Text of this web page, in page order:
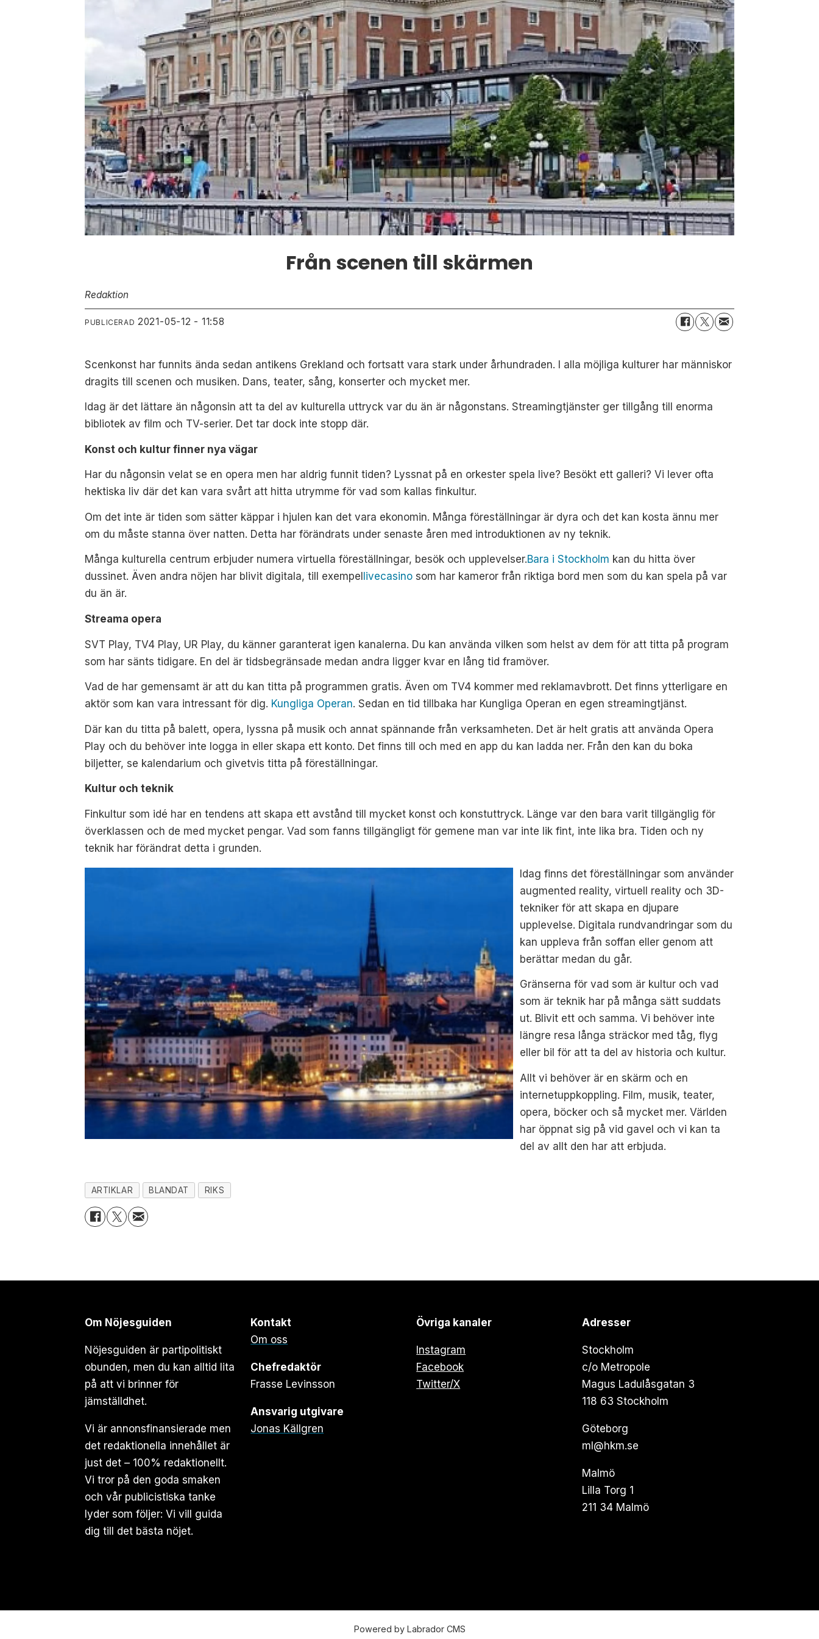
Från scenen till skärmen
Redaktion
PUBLICERAD 2021-05-12 - 11:58
Scenkonst har funnits ända sedan antikens Grekland och fortsatt vara stark under århundraden. I alla möjliga kulturer har människor
dragits till scenen och musiken. Dans, teater, sång, konserter och mycket mer.
Idag är det lättare än någonsin att ta del av kulturella uttryck var du än är någonstans. Streamingtjänster ger tillgång till enorma
bibliotek av film och TV-serier. Det tar dock inte stopp där.
Konst och kultur finner nya vägar
Har du någonsin velat se en opera men har aldrig funnit tiden? Lyssnat på en orkester spela live? Besökt ett galleri? Vi lever ofta
hektiska liv där det kan vara svårt att hitta utrymme för vad som kallas finkultur.
Om det inte är tiden som sätter käppar i hjulen kan det vara ekonomin. Många föreställningar är dyra och det kan kosta ännu mer
om du måste stanna över natten. Detta har förändrats under senaste åren med introduktionen av ny teknik.
Många kulturella centrum erbjuder numera virtuella föreställningar, besök och upplevelser.Bara i Stockholm kan du hitta över
dussinet. Även andra nöjen har blivit digitala, till exempel livecasino som har kameror från riktiga bord men som du kan spela på var
du än är.
Streama opera
SVT Play, TV4 Play, UR Play, du känner garanterat igen kanalerna. Du kan använda vilken som helst av dem för att titta på program
som har sänts tidigare. En del är tidsbegränsade medan andra ligger kvar en lång tid framöver.
Vad de har gemensamt är att du kan titta på programmen gratis. Även om TV4 kommer med reklamavbrott. Det finns ytterligare en
aktör som kan vara intressant för dig. Kungliga Operan. Sedan en tid tillbaka har Kungliga Operan en egen streamingtjänst.
Där kan du titta på balett, opera, lyssna på musik och annat spännande från verksamheten. Det är helt gratis att använda Opera
Play och du behöver inte logga in eller skapa ett konto. Det finns till och med en app du kan ladda ner. Från den kan du boka
biljetter, se kalendarium och givetvis titta på föreställningar.
Kultur och teknik
Finkultur som idé har en tendens att skapa ett avstånd till mycket konst och konstuttryck. Länge var den bara varit tillgänglig för
överklassen och de med mycket pengar. Vad som fanns tillgängligt för gemene man var inte lik fint, inte lika bra. Tiden och ny
teknik har förändrat detta i grunden.
Idag finns det föreställningar som använder
augmented reality, virtuell reality och 3D-
tekniker för att skapa en djupare
upplevelse. Digitala rundvandringar som du
kan uppleva från soffan eller genom att
berättar medan du går.
Gränserna för vad som är kultur och vad
som är teknik har på många sätt suddats
ut. Blivit ett och samma. Vi behöver inte
längre resa långa sträckor med tåg, flyg
eller bil för att ta del av historia och kultur.
Allt vi behöver är en skärm och en
internetuppkoppling. Film, musik, teater,
opera, böcker och så mycket mer. Världen
har öppnat sig på vid gavel och vi kan ta
del av allt den har att erbjuda.
ARTIKLAR BLANDAT RIKS
Om Nöjesguiden
Nöjesguiden är partipolitiskt
obunden, men du kan alltid lita
på att vi brinner för
jämställdhet.
Vi är annonsfinansierade men
det redaktionella innehållet är
just det – 100% redaktionellt.
Vi tror på den goda smaken
och vår publicistiska tanke
lyder som följer: Vi vill guida
dig till det bästa nöjet.
Kontakt
Om oss
Chefredaktör
Frasse Levinsson
Ansvarig utgivare
Jonas Källgren
Övriga kanaler
Instagram
Facebook
Twitter/X
Adresser
Stockholm
c/o Metropole
Magus Ladulåsgatan 3
118 63 Stockholm
Göteborg
ml@hkm.se
Malmö
Lilla Torg 1
211 34 Malmö
Powered by Labrador CMS